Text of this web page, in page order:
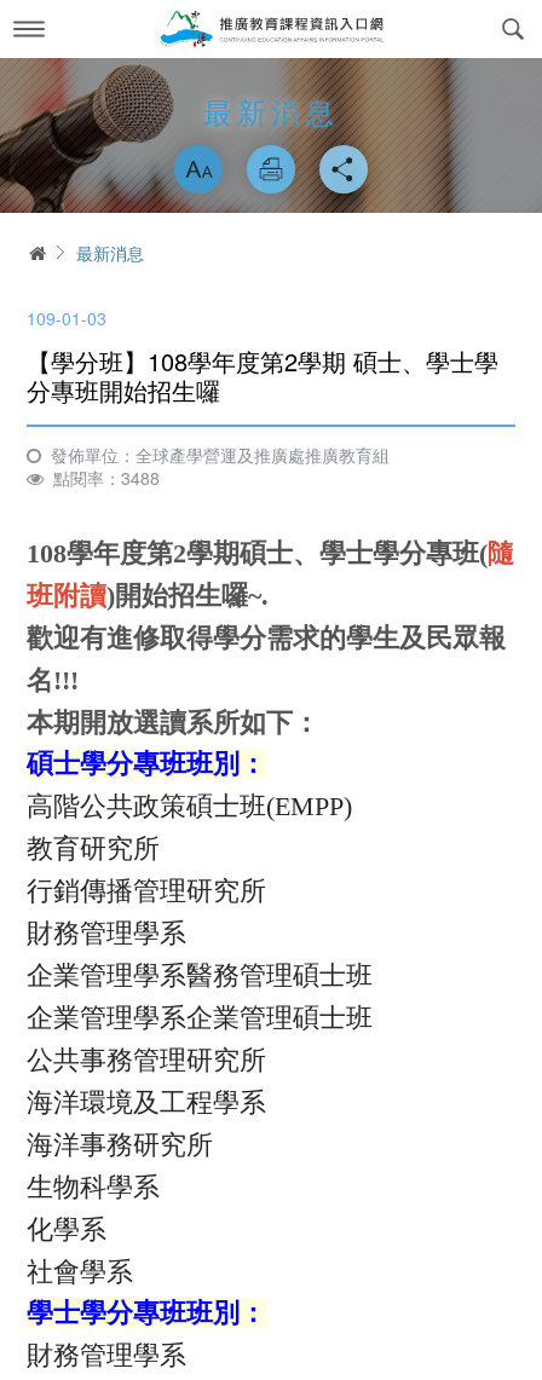
到
要
內
容
最新消息 News
關於我們 About us
交通方式
簡介
工作團隊
學習環境介紹
常見問答Q&A
課程訊息 Course Information
政府委訓與企業合作
表單下載
線上繳費 Online Payment
場地租借 reservation
最新消息 略過字型切
首頁最新消息
109-01-03
【學分班】108學年度第2學期 碩士、學士學
分專班開始招生囉
發佈單位：全球產學營運及推廣處推廣教育組
點閱率：3488
108學年度第2學期碩士、學士學分專班(隨
班附讀)開始招生囉~.
歡迎有進修取得學分需求的學生及民眾報
名!!!
本期開放選讀系所如下：
碩士學分專班班別：
高階公共政策碩士班(EMPP)
教育研究所
行銷傳播管理研究所
財務管理學系
企業管理學系醫務管理碩士班
企業管理學系企業管理碩士班
公共事務管理研究所
海洋環境及工程學系
海洋事務研究所
生物科學系
化學系
社會學系
學士學分專班班別：
財務管理學系